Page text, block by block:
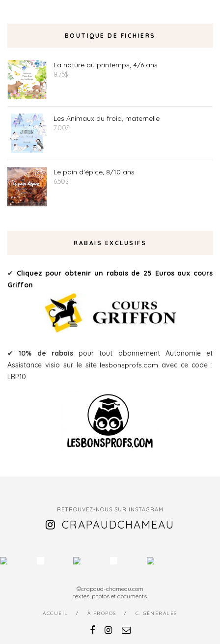
BOUTIQUE DE FICHIERS
La nature au printemps, 4/6 ans
8.75$
Les Animaux du froid, maternelle
7.00$
Le pain d'épice, 8/10 ans
6.50$
RABAIS EXCLUSIFS
✔ Cliquez pour obtenir un rabais de 25 Euros aux cours
Griffon
✔10% de rabaispour tout abonnement Autonomie et
Assistance visio sur le site lesbonsprofs.com avec ce code :
LBP10
RETROUVEZ-NOUS SUR INSTAGRAM
CRAPAUDCHAMEAU
©crapaud-chameau.com
textes, photos et documents
ACCUEIL À PROPOS C. GÉNÉRALES